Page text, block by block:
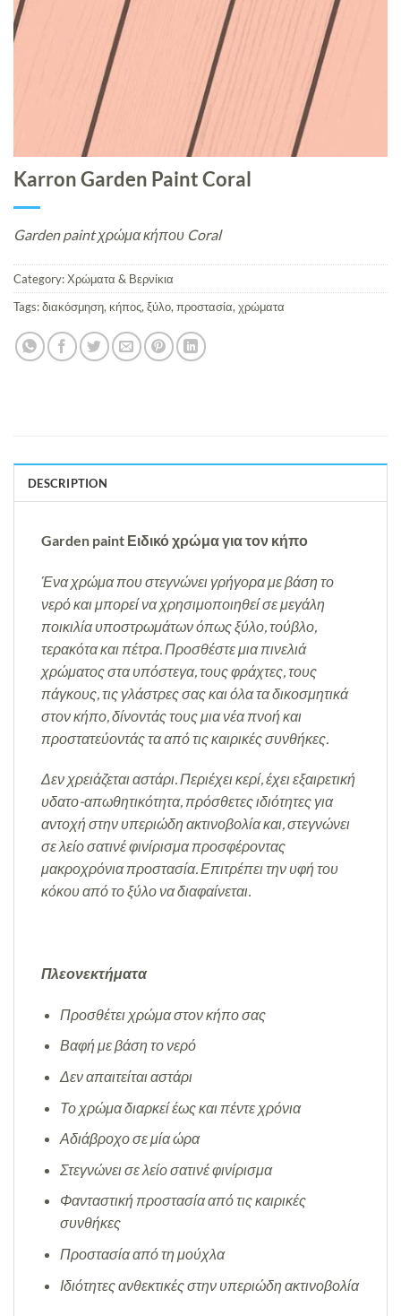
Karron Garden Paint Coral
Garden paint χρώμα κήπου Coral
Category:Χρώματα & Βερνίκια
Tags:διακόσμηση, κήπος, ξύλο, προστασία, χρώματα
DESCRIPTION
Garden paint Ειδικό χρώμα για τον κήπο
Ένα χρώμα που στεγνώνει γρήγορα με βάση το
νερό και μπορεί να χρησιμοποιηθεί σε μεγάλη
ποικιλία υποστρωμάτων όπως ξύλο, τούβλο,
τερακότα και πέτρα. Προσθέστε μια πινελιά
χρώματος στα υπόστεγα, τους φράχτες, τους
πάγκους, τις γλάστρες σας και όλα τα δικοσμητικά
στον κήπο, δίνοντάς τους μια νέα πνοή και
προστατεύοντάς τα από τις καιρικές συνθήκες.
Δεν χρειάζεται αστάρι. Περιέχει κερί, έχει εξαιρετική
υδατο-απωθητικότητα, πρόσθετες ιδιότητες για
αντοχή στην υπεριώδη ακτινοβολία και, στεγνώνει
σε λείο σατινέ φινίρισμα προσφέροντας
μακροχρόνια προστασία. Επιτρέπει την υφή του
κόκου από το ξύλο να διαφαίνεται.
Πλεονεκτήματα
Προσθέτει χρώμα στον κήπο σας
Βαφή με βάση το νερό
Δεν απαιτείται αστάρι
Το χρώμα διαρκεί έως και πέντε χρόνια
Αδιάβροχο σε μία ώρα
Στεγνώνει σε λείο σατινέ φινίρισμα
Φανταστική προστασία από τις καιρικές
συνθήκες
Προστασία από τη μούχλα
Ιδιότητες ανθεκτικές στην υπεριώδη ακτινοβολία